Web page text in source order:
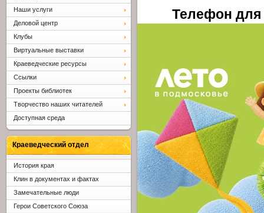
Телефон для
Наши услуги
Деловой центр
Клубы
Виртуальные выставки
Краеведческие ресурсы
Ссылки
Проекты библиотек
Творчество наших читателей
Доступная среда
Краеведческий отдел
История края
Клин в документах и фактах
Замечательные люди
Герои Советского Союза